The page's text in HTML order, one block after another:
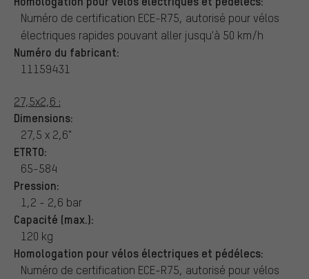
Numéro de certification ECE-R75, autorisé pour vélos
électriques rapides pouvant aller jusqu'à 50 km/h
Numéro du fabricant:
11159431
27,5x2,6 :
Dimensions:
27,5 x 2,6"
ETRTO:
65-584
Pression:
1,2 - 2,6 bar
Capacité (max.):
120 kg
Homologation pour vélos électriques et pédélecs:
Numéro de certification ECE-R75, autorisé pour vélos